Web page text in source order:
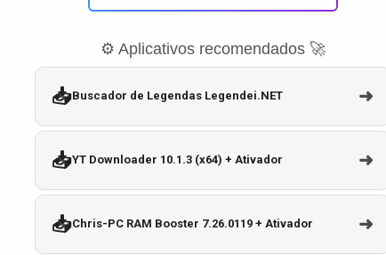
⚙️ Aplicativos recomendados 🚀
📥Buscador de Legendas Legendei.NET ➜
📥YT Downloader 10.1.3 (x64) + Ativador ➜
📥Chris-PC RAM Booster 7.26.0119 + Ativador ➜